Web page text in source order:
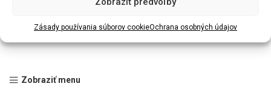
Zásady používania súborov cookieOchrana osobných údajov
Zobraziť menu